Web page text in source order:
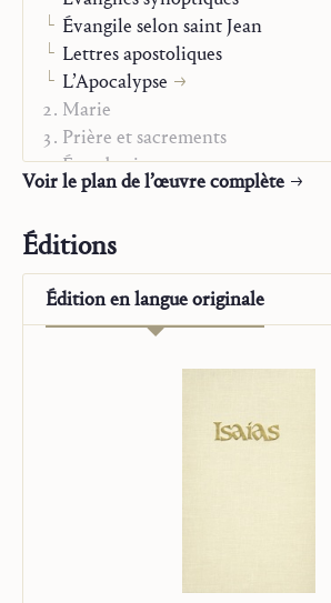
Évangile selon saint Jean
Lettres apostoliques
L’Apocalypse
Marie
Prière et sacrements
État de vie
L’homme devant Dieu
Les œuvres posthumes
Voir le plan de l’œuvre complète
Éditions
Édition enlangue originale